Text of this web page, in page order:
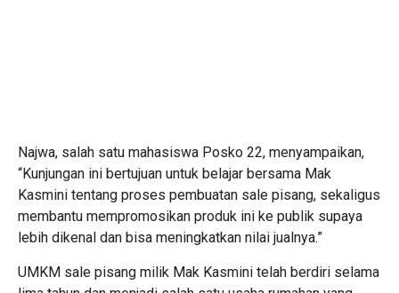
Najwa, salah satu mahasiswa Posko 22, menyampaikan,
“Kunjungan ini bertujuan untuk belajar bersama Mak
Kasmini tentang proses pembuatan sale pisang, sekaligus
membantu mempromosikan produk ini ke publik supaya
lebih dikenal dan bisa meningkatkan nilai jualnya.”
UMKM sale pisang milik Mak Kasmini telah berdiri selama